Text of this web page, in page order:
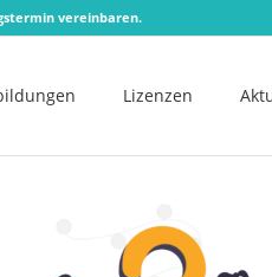
vereinbaren.
Lizenzen